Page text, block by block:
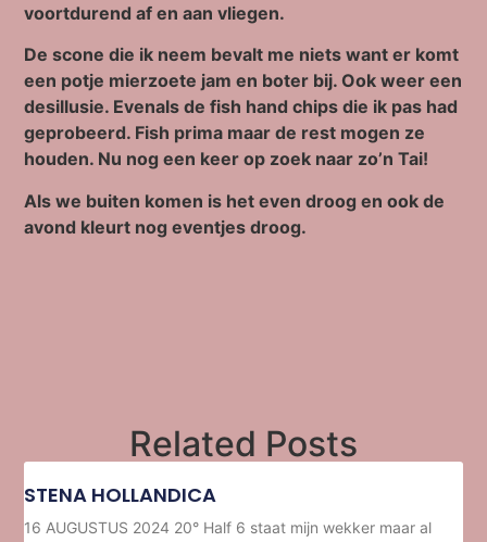
voortdurend af en aan vliegen.
De scone die ik neem bevalt me niets want er komt
een potje mierzoete jam en boter bij. Ook weer een
desillusie. Evenals de fish hand chips die ik pas had
geprobeerd. Fish prima maar de rest mogen ze
houden. Nu nog een keer op zoek naar zo’n Tai!
Als we buiten komen is het even droog en ook de
avond kleurt nog eventjes droog.
Related Posts
STENA HOLLANDICA
16 AUGUSTUS 2024 20° Half 6 staat mijn wekker maar al